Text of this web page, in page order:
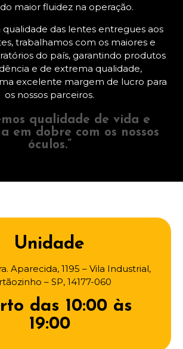
maior fluidez na operação.
qualidade das lentes entregues aos
trabalhamos com os maiores e
do país, garantindo produtos
e de extrema qualidade,
excelente margem de lucro para
os nossos parceiros.
qualidade de vida e
em dobre com os nossos
óculos.”
Unidade
Aparecida, 1195 – Vila Industrial,
– SP, 14177-060
das 10:00 às
19:00